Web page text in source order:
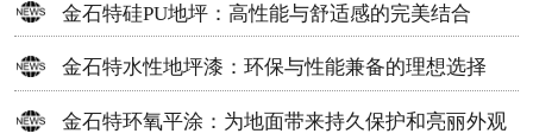
金石特硅PU地坪：高性能与舒适感的完美结合
金石特水性地坪漆：环保与性能兼备的理想选择
金石特环氧平涂：为地面带来持久保护和亮丽外观